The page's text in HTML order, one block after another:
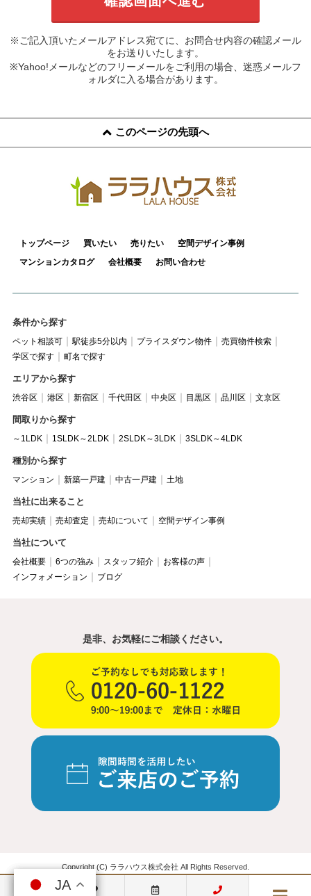
JA
JA
※ご記入頂いたメールアドレス宛てに、お問合せ内容の確認メール
をお送りいたします。
※Yahoo!メールなどのフリーメールをご利用の場合、迷惑メールフ
ォルダに入る場合があります。
このページの先頭へ
トップページ 買いたい 売りたい
空間デザイン事例
マンションカタログ
会社概要 お問い合わせ
条件から探す
ペット相談可 駅徒歩5分以内 プライスダウン物件
売買物件検索
学区で探す
町名で探す
エリアから探す
渋谷区 港区 新宿区 千代田区 中央区 目黒区 品川区 文京区
間取りから探す
～1LDK 1SLDK～2LDK 2SLDK～3LDK 3SLDK～4LDK
種別から探す
マンション 新築一戸建 中古一戸建 土地
当社に出来ること
売却実績 売却査定 売却について 空間デザイン事例
当社について
会社概要 6つの強み スタッフ紹介
お客様の声
インフォメーション
ブログ
是非、お気軽にご相談ください。
Copyright (C) ララハウス株式会社 All Rights Reserved.
JA
JA